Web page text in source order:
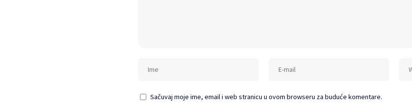
Sačuvaj moje ime, email i web stranicu u ovom browseru za buduće komentare.